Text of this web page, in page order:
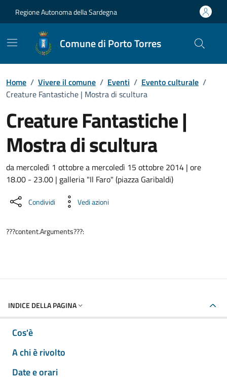
Regione Autonoma della Sardegna
Comune di Porto Torres
Home / Vivere il comune / Eventi / Evento culturale /
Creature Fantastiche | Mostra di scultura
Creature Fantastiche |
Mostra di scultura
Dettaglio dell'evento
da mercoledì 1 ottobre a mercoledì 15 ottobre 2014 | ore
18.00 - 23.00 | galleria "Il Faro" (piazza Garibaldi)
Condividi Vedi azioni
???content.Arguments???:
INDICE DELLA PAGINA
Cos'è
A chi è rivolto
Date e orari